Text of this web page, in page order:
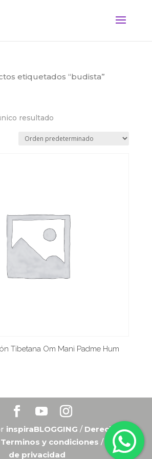
etiquetados “budista”
resultado
Tibetana Om Mani Padme Hum
inspiraBLOGGING / Derechos
y condiciones / Aviso
de privacidad